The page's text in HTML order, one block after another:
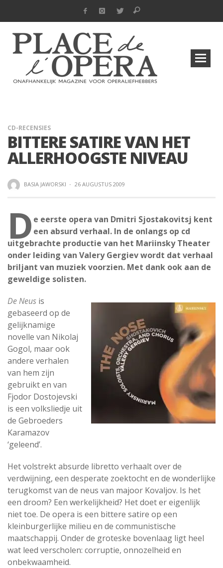
CD-RECENSIES
BITTERE SATIRE VAN HET
ALLERHOOGSTE NIVEAU
BASIA JAWORSKI · 26 AUGUSTUS 2009
D e eerste opera van Dmitri Sjostakovitsj kent
een absurd verhaal. In de onlangs op cd
uitgebrachte productie van het Mariinsky Theater
onder leiding van Valery Gergiev wordt dat verhaal
briljant van muziek voorzien. Met dank ook aan de
geweldige solisten.
De Neus is
gebaseerd op de
gelijknamige
novelle van Nikolaj
Gogol, maar ook
andere verhalen
van hem zijn
gebruikt en van
Fjodor Dostojevski
is een volksliedje uit
de Gebroeders
Karamazov
‘geleend’.
Het volstrekt absurde libretto verhaalt over de
verdwijning, een desperate zoektocht en de wonderlijke
terugkomst van de neus van majoor Kovaljov. Is het
een droom? Een werkelijkheid? Het doet er eigenlijk
niet toe. De opera is een bittere satire op een
kleinburgerlijke milieu en de communistische
maatschappij. Onder de groteske bovenlaag ligt heel
wat leed verscholen: corruptie, onnozelheid en
onbekwaamheid.